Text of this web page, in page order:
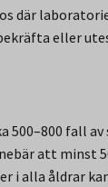
där
eller
500–800 fall av
att minst
i alla åldrar